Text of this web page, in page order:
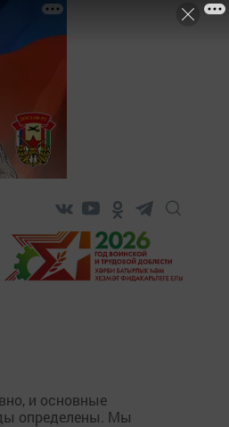
и основные
определены. Мы